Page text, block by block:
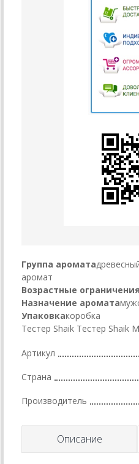
Группа аромата
аромат
Возрастные ограничения
Назначение аромата
Упаковкакоробка
Тестер Shaik Тестер Shaik
Артикул
Страна
Производитель
Описание